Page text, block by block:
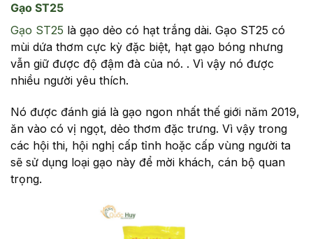
Gạo ST25
Gạo ST25 là gạo dẻo có hạt trắng dài. Gạo ST25 có
mùi dứa thơm cực kỳ đặc biệt, hạt gạo bóng nhưng
vẫn giữ được độ đậm đà của nó. . Vì vậy nó được
nhiều người yêu thích.
Nó được đánh giá là gạo ngon nhất thế giới năm 2019,
ăn vào có vị ngọt, dẻo thơm đặc trưng. Vì vậy trong
các hội thi, hội nghị cấp tỉnh hoặc cấp vùng người ta
sẽ sử dụng loại gạo này để mời khách, cán bộ quan
trọng.